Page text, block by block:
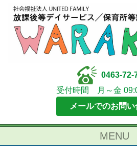
0463-72-
受付時間 月～金
メールでのお問
MENU